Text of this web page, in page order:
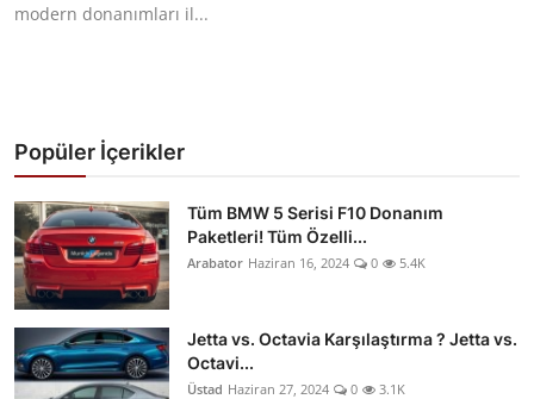
modern donanımları il...
Popüler İçerikler
Tüm BMW 5 Serisi F10 Donanım
Paketleri! Tüm Özelli...
Arabator Haziran 16, 2024 0 5.4K
Jetta vs. Octavia Karşılaştırma ? Jetta vs.
Octavi...
Üstad Haziran 27, 2024 0 3.1K